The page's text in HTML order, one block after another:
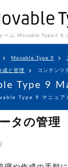
ーム Movable Type ドキ
Movable Type 9
成と管理 コンテンツ
Type 9
Type 9 マニュア
タの管理